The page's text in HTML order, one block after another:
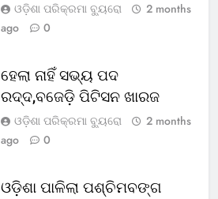
ଓଡ଼ିଶା ପରିକ୍ରମା ବ୍ୟୁରୋ
2 months
ago
0
ହେଲା ନାହିଁ ସଭ୍ୟ ପଦ
ରଦ୍ଦ,ବଜେଡ଼ି ପିଟିସନ ଖାରଜ
ଓଡ଼ିଶା ପରିକ୍ରମା ବ୍ୟୁରୋ
2 months
ago
0
ଓଡ଼ିଶା ପାଳିଲା ପଶ୍ଚିମବଙ୍ଗ